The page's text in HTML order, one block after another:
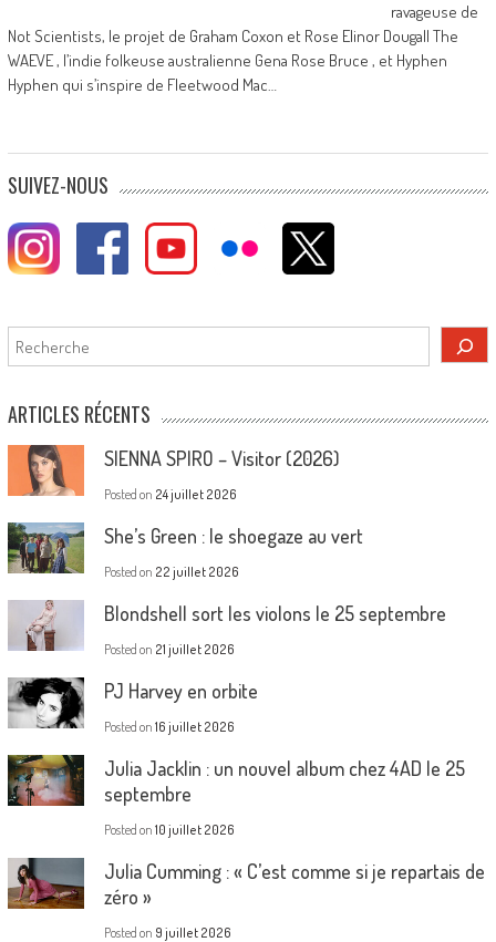
ravageuse de
Not Scientists, le projet de Graham Coxon et Rose Elinor Dougall The
WAEVE , l’indie folkeuse australienne Gena Rose Bruce , et Hyphen
Hyphen qui s’inspire de Fleetwood Mac…
SUIVEZ-NOUS
Rechercher
ARTICLES RÉCENTS
SIENNA SPIRO – Visitor (2026)
Posted on 24 juillet 2026
She’s Green : le shoegaze au vert
Posted on 22 juillet 2026
Blondshell sort les violons le 25 septembre
Posted on 21 juillet 2026
PJ Harvey en orbite
Posted on 16 juillet 2026
Julia Jacklin : un nouvel album chez 4AD le 25
septembre
Posted on 10 juillet 2026
Julia Cumming : « C’est comme si je repartais de
zéro »
Posted on 9 juillet 2026